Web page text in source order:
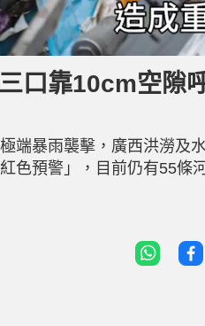
口靠10cm空隙
端暴雨襲擊，廣西洪澇及
色預警」，目前仍有55條
。今日上午最新新聞發布
不幸罹難人數增至4人，